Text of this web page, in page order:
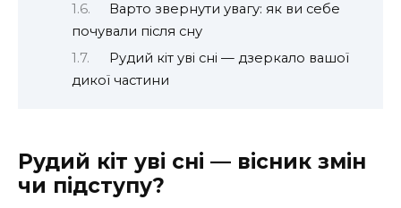
Варто звернути увагу: як ви себе
почували після сну
Рудий кіт уві сні — дзеркало вашої
дикої частини
Рудий кіт уві сні — вісник змін
чи підступу?